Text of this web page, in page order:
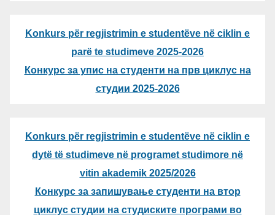
Konkurs për regjistrimin e studentëve në ciklin e
parë te studimeve 2025-2026
Конкурс за упис на студенти на прв циклус на
студии 2025-2026
Konkurs për regjistrimin e studentëve në ciklin e
dytë të studimeve në programet studimore në
vitin akademik 2025/2026
Конкурс за запишување студенти на втор
циклус студии на студиските програми во